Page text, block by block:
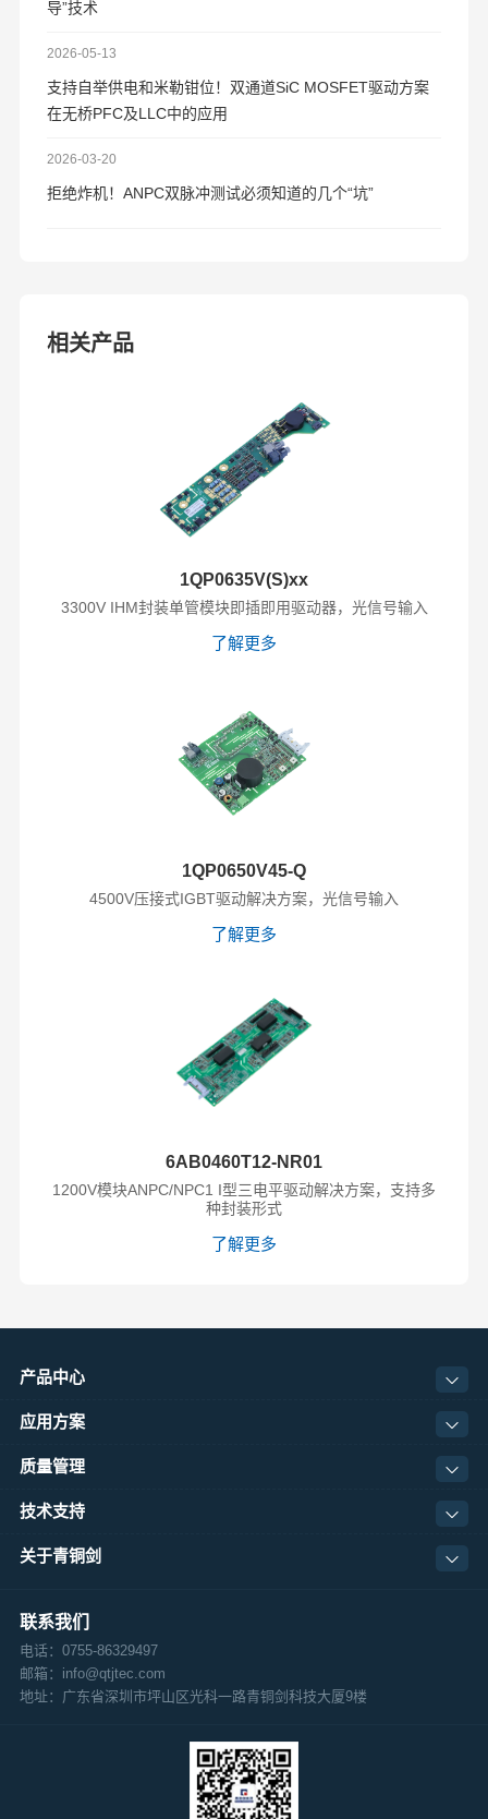
导”技术
2026-05-13
支持自举供电和米勒钳位！双通道SiC MOSFET驱动方案
在无桥PFC及LLC中的应用
2026-03-20
拒绝炸机！ANPC双脉冲测试必须知道的几个“坑”
相关产品
1QP0635V(S)xx
3300V IHM封装单管模块即插即用驱动器，光信号输入
了解更多
1QP0650V45-Q
4500V压接式IGBT驱动解决方案，光信号输入
了解更多
6AB0460T12-NR01
1200V模块ANPC/NPC1 I型三电平驱动解决方案，支持多
种封装形式
了解更多
产品中心
应用方案
质量管理
技术支持
关于青铜剑
联系我们
电话：0755-86329497
邮箱：info@qtjtec.com
地址： 广东省深圳市坪山区光科一路青铜剑科技大厦9楼